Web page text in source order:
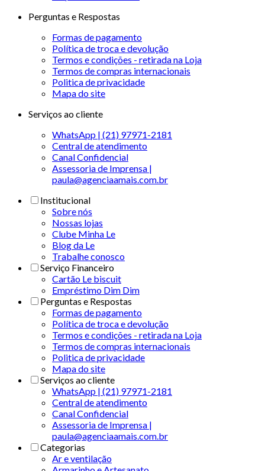
Perguntas e Respostas
Formas de pagamento
Política de troca e devolução
Termos e condições - retirada na Loja
Termos de compras internacionais
Politica de privacidade
Mapa do site
Serviços ao cliente
WhatsApp | (21) 97971-2181
Central de atendimento
Canal Confidencial
Assessoria de Imprensa |
paula@agenciaamais.com.br
Institucional
Sobre nós
Nossas lojas
Clube Minha Le
Blog da Le
Trabalhe conosco
Serviço Financeiro
Cartão Le biscuit
Empréstimo Dim Dim
Perguntas e Respostas
Formas de pagamento
Política de troca e devolução
Termos e condições - retirada na Loja
Termos de compras internacionais
Politica de privacidade
Mapa do site
Serviços ao cliente
WhatsApp | (21) 97971-2181
Central de atendimento
Canal Confidencial
Assessoria de Imprensa |
paula@agenciaamais.com.br
Categorias
Ar e ventilação